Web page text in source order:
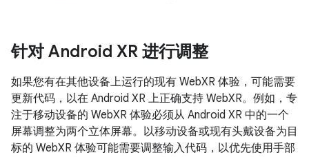
针对 Android XR 进行调整
如果您有在其他设备上运行的现有 WebXR 体验，可能需要
更新代码，以在 Android XR 上正确支持 WebXR。例如，专
注于移动设备的 WebXR 体验必须从 Android XR 中的一个
屏幕调整为两个立体屏幕。以移动设备或现有头戴设备为目
标的 WebXR 体验可能需要调整输入代码，以优先使用手部